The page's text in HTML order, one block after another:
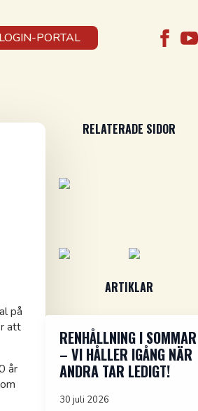
LOGIN-PORTAL
på
att
år
RELATERADE SIDOR
ARTIKLAR
RENHÅLLNING I SOMMAR
– VI HÅLLER IGÅNG NÄR
ANDRA TAR LEDIGT!
30 juli 2026